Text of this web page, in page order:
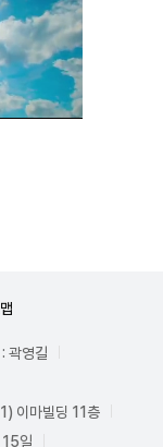
곽영길
이마빌딩 11층
일